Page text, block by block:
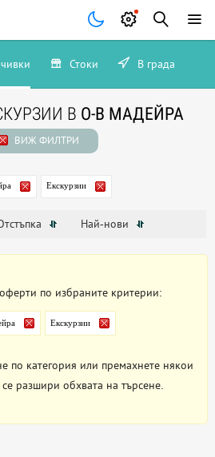
Стоки В града
В О-В МАДЕЙРА
ВИЖ ФИЛТРИ
Екскурзии
Най-нови
по избраните критерии:
Екскурзии
по категория или премахнете някои
разшири обхвата на търсене.